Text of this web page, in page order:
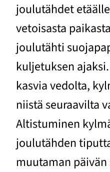
joulutähdet
vetoisasta
joulutähti
kuljetuksen
kasvia vedolta,
niistä seuraavilta
Altistuminen
joulutähden
muutaman